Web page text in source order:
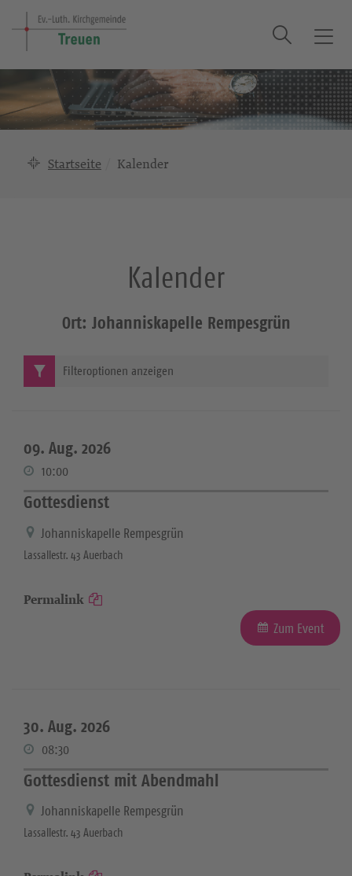
T
g
g
l
Suche
Startseite Kalender
Kalender
Ort: Johanniskapelle Rempesgrün
09. Aug. 2026
10:00
Gottesdienst
Johanniskapelle Rempesgrün
Lassallestr. 43 Auerbach
Permalink
Zum Event
30. Aug. 2026
08:30
Gottesdienst mit Abendmahl
Johanniskapelle Rempesgrün
Lassallestr. 43 Auerbach
Filteroptionen anzeigen